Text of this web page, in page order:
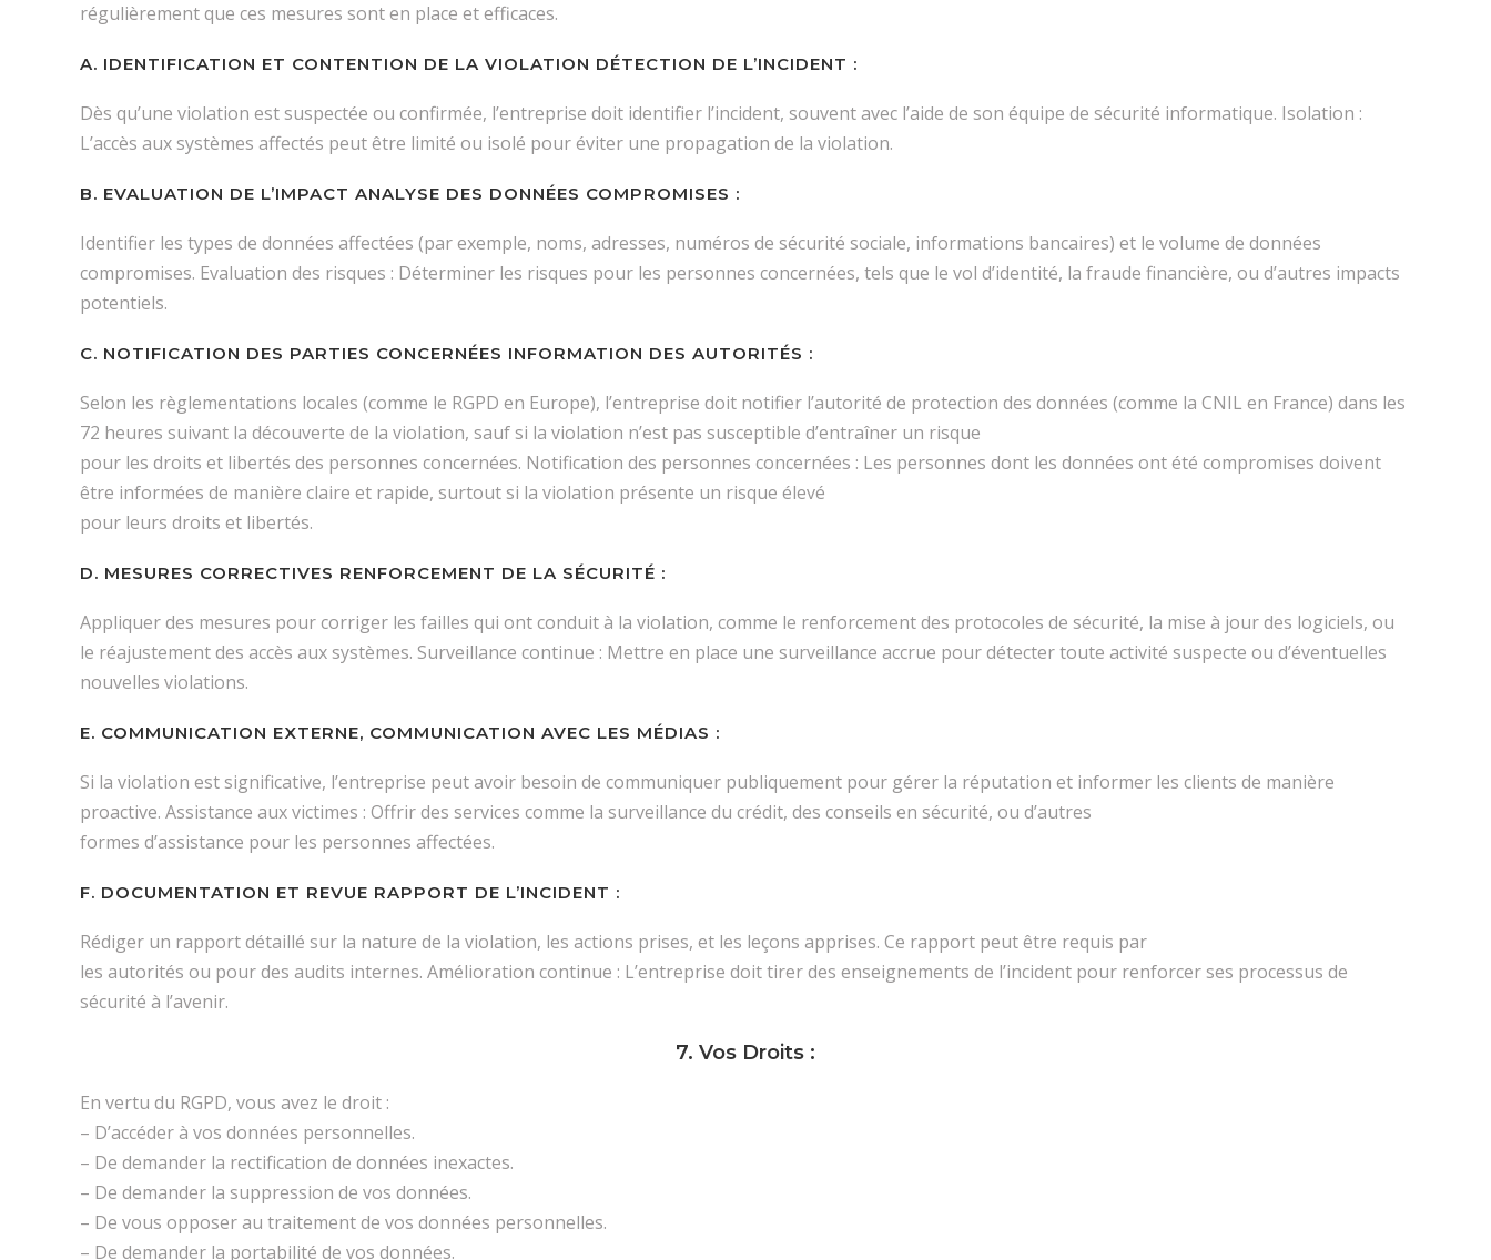
régulièrement que ces mesures sont en place et efficaces.
A. IDENTIFICATION ET CONTENTION DE LA VIOLATION DÉTECTION DE L’INCIDENT :
Dès qu’une violation est suspectée ou confirmée, l’entreprise doit identifier l’incident, souvent avec l’aide de son équipe de sécurité informatique. Isolation :
L’accès aux systèmes affectés peut être limité ou isolé pour éviter une propagation de la violation.
B. EVALUATION DE L’IMPACT ANALYSE DES DONNÉES COMPROMISES :
Identifier les types de données affectées (par exemple, noms, adresses, numéros de sécurité sociale, informations bancaires) et le volume de données
compromises. Evaluation des risques : Déterminer les risques pour les personnes concernées, tels que le vol d’identité, la fraude financière, ou d’autres impacts
potentiels.
C. NOTIFICATION DES PARTIES CONCERNÉES INFORMATION DES AUTORITÉS :
Selon les règlementations locales (comme le RGPD en Europe), l’entreprise doit notifier l’autorité de protection des données (comme la CNIL en France) dans les
72 heures suivant la découverte de la violation, sauf si la violation n’est pas susceptible d’entraîner un risque
pour les droits et libertés des personnes concernées. Notification des personnes concernées : Les personnes dont les données ont été compromises doivent
être informées de manière claire et rapide, surtout si la violation présente un risque élevé
pour leurs droits et libertés.
D. MESURES CORRECTIVES RENFORCEMENT DE LA SÉCURITÉ :
Appliquer des mesures pour corriger les failles qui ont conduit à la violation, comme le renforcement des protocoles de sécurité, la mise à jour des logiciels, ou
le réajustement des accès aux systèmes. Surveillance continue : Mettre en place une surveillance accrue pour détecter toute activité suspecte ou d’éventuelles
nouvelles violations.
E. COMMUNICATION EXTERNE, COMMUNICATION AVEC LES MÉDIAS :
Si la violation est significative, l’entreprise peut avoir besoin de communiquer publiquement pour gérer la réputation et informer les clients de manière
proactive. Assistance aux victimes : Offrir des services comme la surveillance du crédit, des conseils en sécurité, ou d’autres
formes d’assistance pour les personnes affectées.
F. DOCUMENTATION ET REVUE RAPPORT DE L’INCIDENT :
Rédiger un rapport détaillé sur la nature de la violation, les actions prises, et les leçons apprises. Ce rapport peut être requis par
les autorités ou pour des audits internes. Amélioration continue : L’entreprise doit tirer des enseignements de l’incident pour renforcer ses processus de
sécurité à l’avenir.
7. Vos Droits :
En vertu du RGPD, vous avez le droit :
– D’accéder à vos données personnelles.
– De demander la rectification de données inexactes.
– De demander la suppression de vos données.
– De vous opposer au traitement de vos données personnelles.
– De demander la portabilité de vos données.